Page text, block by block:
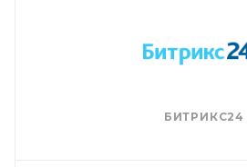
БИТРИКС24